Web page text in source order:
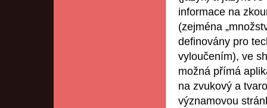
informace na
(zejména
definovány pro
vyloučením), ve
možná přímá
na zvukový a
významovou